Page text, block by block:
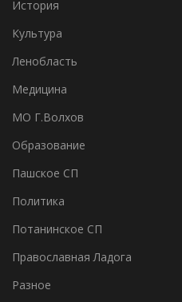
Интересное
История
Культура
Ленобласть
Медицина
МО Г.Волхов
Образование
Пашское СП
Политика
Потанинское СП
Православная Ладога